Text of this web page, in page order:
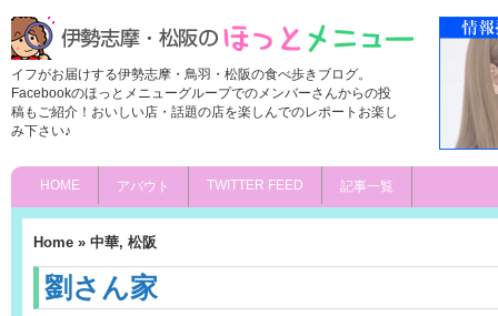
イフがお届けする伊勢志摩・鳥羽・松阪の食べ歩きブログ。
Facebookのほっとメニューグループでのメンバーさんからの投
稿もご紹介！おいしい店・話題の店を楽しんでのレポートお楽し
み下さい♪
HOME アバウト TWITTER FEED 記事一覧
Home » 中華, 松阪
劉さん家